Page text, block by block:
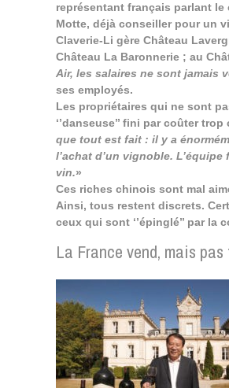
représentant français parlant le
Motte, déjà conseiller pour un
Claverie-Li gère Château
Château La Baronnerie ; au
Air, les salaires ne sont jamais
ses employés.
Les propriétaires qui ne sont
‘’danseuse’’ fini par coûter
que tout est fait : il y a
l’achat d’un vignoble.
vin.»
Ces riches chinois sont mal
Ainsi, tous restent discrets.
ceux qui sont ‘’épinglé’’ par
La France vend, mais